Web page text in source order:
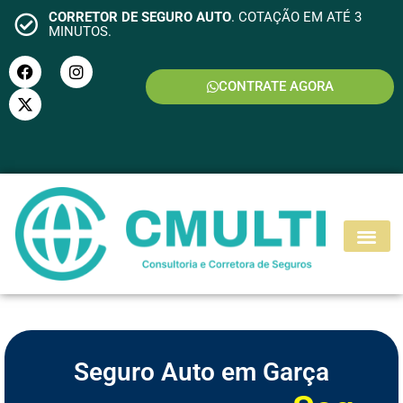
CORRETOR DE SEGURO AUTO. COTAÇÃO EM ATÉ 3
MINUTOS.
CONTRATE AGORA
SEGURO MOTO
Seguro Auto em Garça